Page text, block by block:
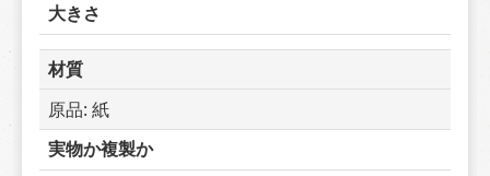
大きさ
材質
原品: 紙
実物か複製か